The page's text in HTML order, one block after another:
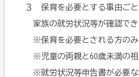
３ 保育を必要とする事由ご
家族の就労状況等が確認でき
※保育を必要とされる方のみ
※児童の両親と60歳未満の祖
※就労状況等申告書が必要